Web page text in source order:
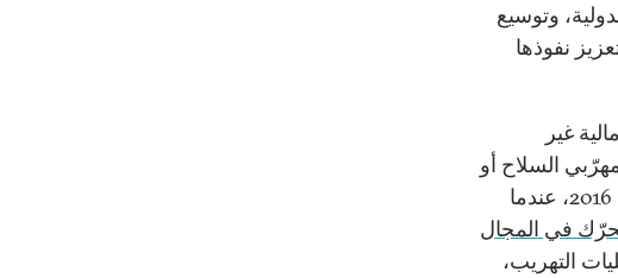
وتوسيع
نفوذها
غير
السلاح أو
السماسرة. واكتسب هذا الوضع أهميّةً متزايدة ابتداءً من العام 2016، عندما
في المجال
التهريب،